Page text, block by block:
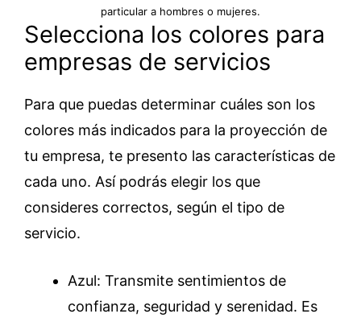
particular a hombres o mujeres.
Selecciona los colores para
empresas de servicios
Para que puedas determinar cuáles son los
colores más indicados para la proyección de
tu empresa, te presento las características de
cada uno. Así podrás elegir los que
consideres correctos, según el tipo de
servicio.
Azul: Transmite sentimientos de
confianza, seguridad y serenidad. Es